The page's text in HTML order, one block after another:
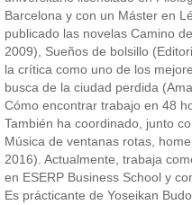
Barcelona y con un Máster en
publicado las novelas Camino
2009), Sueños de bolsillo
la crítica como uno de los
busca de la ciudad perdida
Cómo encontrar trabajo en 48
También ha coordinado, junto
Música de ventanas rotas,
2016). Actualmente, trabaja
en ESERP Business School y
Es prácticante de Yoseikan